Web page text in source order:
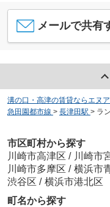
メールで共有
溝の口・高津の賃貸ならエヌ
急田園都市線 > 長津田駅 > ラ
市区町村から探す
川崎市高津区 / 川崎市
川崎市多摩区 / 横浜市
渋谷区 / 横浜市港北区
町名から探す